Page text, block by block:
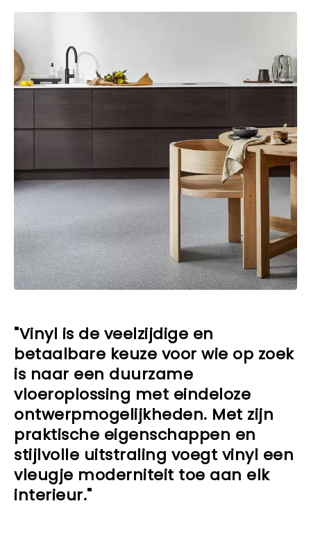
"Vinyl is de veelzijdige en
betaalbare keuze voor wie op zoek
is naar een duurzame
vloeroplossing met eindeloze
ontwerpmogelijkheden. Met zijn
praktische eigenschappen en
stijlvolle uitstraling voegt vinyl een
vleugje moderniteit toe aan elk
interieur."